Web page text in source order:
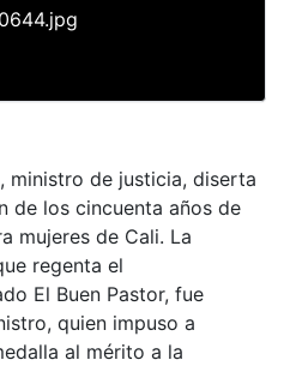
ministro de justicia, diserta
de los cincuenta años de
mujeres de Cali. La
regenta el
El Buen Pastor, fue
quien impuso a
al mérito a la